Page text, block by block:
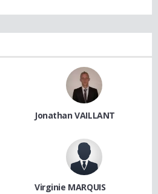
Jonathan VAILLANT
Virginie MARQUIS